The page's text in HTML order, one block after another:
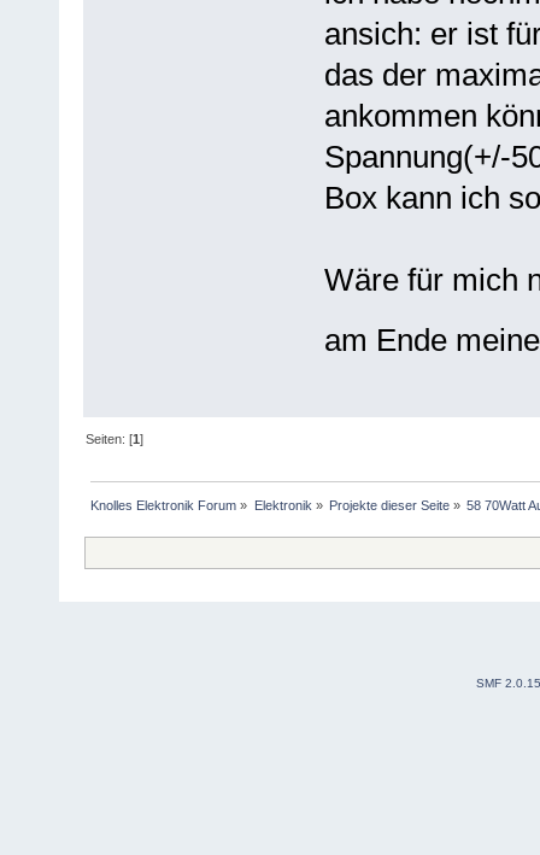
ansich: er ist
das der
ankommen
Spannung(+/-
Box kann ich
Wäre für mich
am Ende
Seiten: [1]
Knolles Elektronik Forum » Elektronik » Projekte dieser Seite» 58 70Watt
SMF 2.0.15